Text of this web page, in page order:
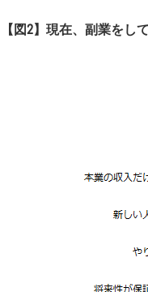
【 図2】 現在、副業をし